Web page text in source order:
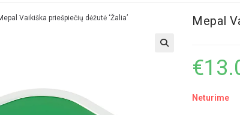
Vaikiška priešpiečių dėžutė ‘Žalia’ Mepal
€
Neturime